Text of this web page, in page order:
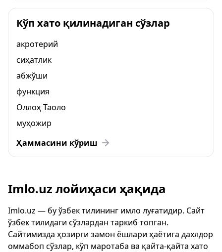
Кўп хато қилинадиган сўзлар
акротерий
сиҳатлик
абжўши
функция
Оллоҳ Таоло
муҳожир
Ҳаммасини кўриш
Imlo.uz лойиҳаси ҳақида
Imlo.uz — бу ўзбек тилининг имло луғатидир. Сайт
ўзбек тилидаги сўзлардан таркиб топган.
Сайтимизда ҳозирги замон ёшлари ҳаётига дахлдор
оммабоп сўзлар, кўп маротаба ва қайта-қайта хато